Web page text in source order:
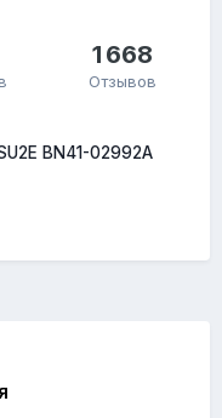
1 668
Отзывов
BN41-02992A